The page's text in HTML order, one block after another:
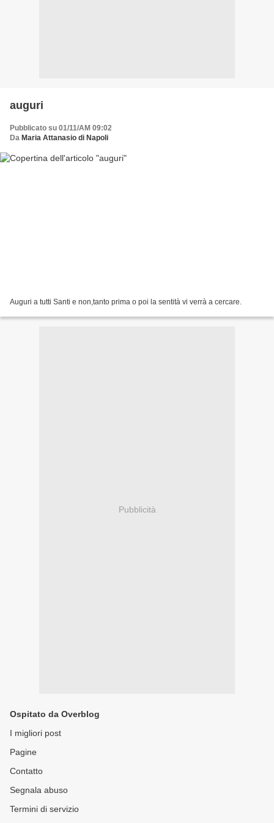
auguri
Pubblicato su 01/11/AM 09:02
Da Maria Attanasio di Napoli
Auguri a tutti Santi e non,tanto prima o poi la sentità vi verrà a cercare.
Pubblicità
Ospitato da Overblog
I migliori post
Pagine
Contatto
Segnala abuso
Termini di servizio